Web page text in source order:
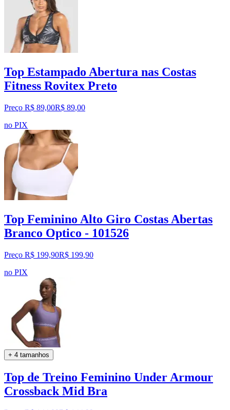
Top Estampado Abertura nas Costas
Fitness Rovitex Preto
Preço R$ 89,00R$ 89,00
no PIX
Top Feminino Alto Giro Costas Abertas
Branco Optico - 101526
Preço R$ 199,90R$ 199,90
no PIX
+ 4 tamanhos
Top de Treino Feminino Under Armour
Crossback Mid Bra